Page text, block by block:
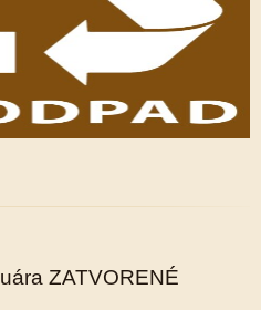
ZATVORENÉ